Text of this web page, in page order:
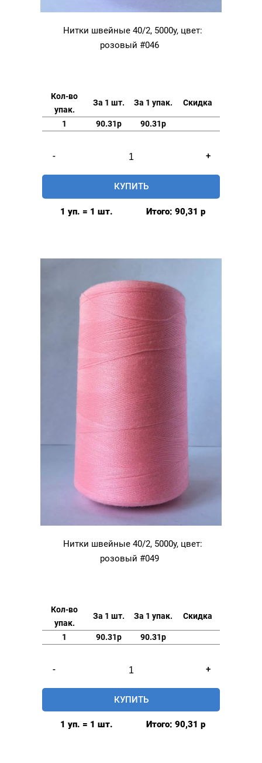
Нитки швейные 40/2, 5000у, цвет:
розовый #046
Кол-во
упак.
За 1 шт. За 1 упак. Скидка
1 90.31р 90.31р
-
товара
Нитки
швейные
#046
+
КУПИТЬ
1 уп. = 1 шт. Итого: 90,31 р
Нитки швейные 40/2, 5000у, цвет:
розовый #049
Кол-во
упак.
За 1 шт. За 1 упак. Скидка
1 90.31р 90.31р
-
товара
Нитки
швейные
+
КУПИТЬ
1 уп. = 1 шт. Итого: 90,31 р